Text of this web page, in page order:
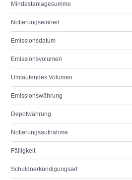
Mindestanlagesumme
Notierungseinheit
Emissionsdatum
Emissionsvolumen
Umlaufendes Volumen
Emissionswährung
Depotwährung
Notierungsaufnahme
Fälligkeit
Schuldnerkündigungsart